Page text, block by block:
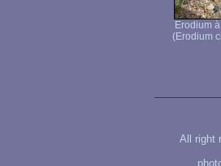
Erodium
(Erodium
All right